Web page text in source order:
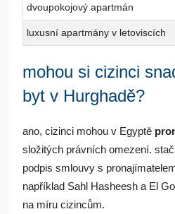
dvoupokojový apartmán
luxusní apartmány v letoviscích
mohou si cizinci
byt v Hurghadě?
ano, cizinci mohou v Egyptě
složitých právních omezení.
podpis smlouvy s
například Sahl Hasheesh a El
na míru cizincům.